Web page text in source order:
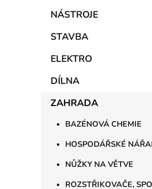
NÁSTROJE
STAVBA
ELEKTRO
DÍLNA
ZAHRADA
BAZÉNOVÁ CHEMIE
HOSPODÁŘSKÉ
NŮŽKY NA VĚTVE
ROZSTŘIKOVAČE,